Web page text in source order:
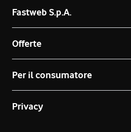
Fastweb S.p.A.
Offerte
Per il consumatore
Privacy